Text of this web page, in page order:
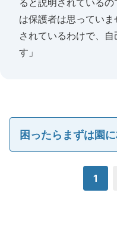
ると説明されている
は保護者は思ってい
されているわけで、
す」
困ったらまずは園
1